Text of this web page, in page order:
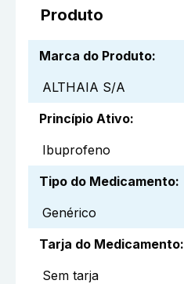
Produto
Marca do Produto:
ALTHAIA S/A
Princípio Ativo:
Ibuprofeno
Tipo do Medicamento:
Genérico
Tarja do Medicamento:
Sem tarja